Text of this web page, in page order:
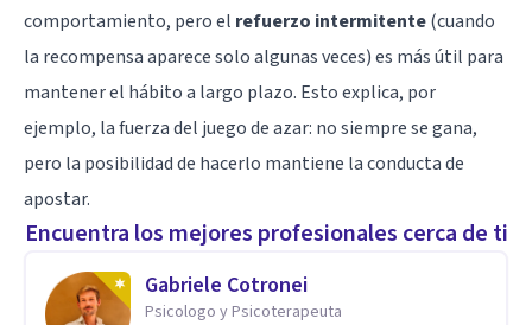
comportamiento, pero el refuerzo intermitente(cuando
la recompensa aparece solo algunas veces) es más útil para
mantener el hábito a largo plazo. Esto explica, por
ejemplo, la fuerza del juego de azar: no siempre se gana,
pero la posibilidad de hacerlo mantiene la conducta de
apostar.
Encuentra los mejores profesionales cerca de ti
Gabriele Cotronei
Psicologo y Psicoterapeuta